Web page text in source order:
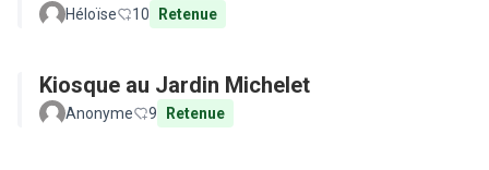
Héloïse 10 Retenue
Kiosque au Jardin Michelet
Anonyme 9 Retenue